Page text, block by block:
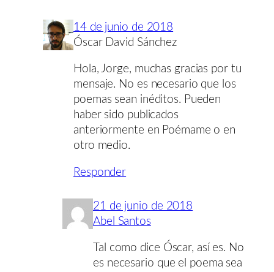
14 de junio de 2018
Óscar David Sánchez
Hola, Jorge, muchas gracias por tu
mensaje. No es necesario que los
poemas sean inéditos. Pueden
haber sido publicados
anteriormente en Poémame o en
otro medio.
Responder
21 de junio de 2018
Abel Santos
Tal como dice Óscar, así es. No
es necesario que el poema sea